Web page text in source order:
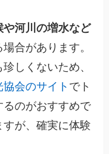
や河川の増水など
合があります。
しくないため、
会のサイト でト
るのがおすすめで
が、確実に体験